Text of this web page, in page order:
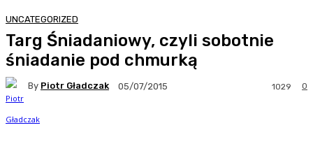
UNCATEGORIZED
Targ Śniadaniowy, czyli sobotnie
śniadanie pod chmurką
By Piotr Gładczak 05/07/2015 0
1029